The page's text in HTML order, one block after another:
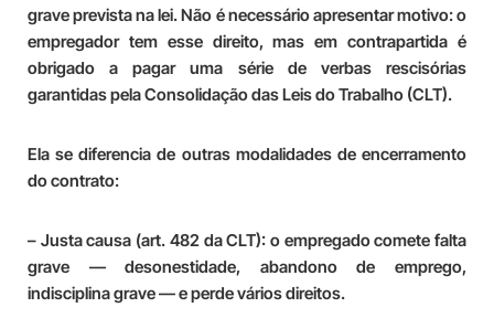
grave prevista na lei. Não é necessário apresentar motivo: o
empregador tem esse direito, mas em contrapartida é
obrigado a pagar uma série de verbas rescisórias
garantidas pela Consolidação das Leis do Trabalho (CLT).
Ela se diferencia de outras modalidades de encerramento
do contrato:
– Justa causa (art. 482 da CLT): o empregado comete falta
grave — desonestidade, abandono de emprego,
indisciplina grave — e perde vários direitos.